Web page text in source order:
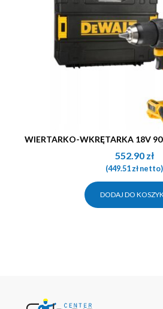
WIERTARKO-WKRĘTARKA 18V
552.90 zł
(449.51złnetto)
DODAJ DO